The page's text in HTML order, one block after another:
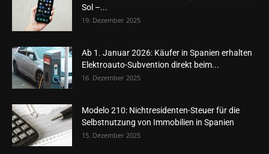
Sol –...
19. Dezember 2025
Ab 1. Januar 2026: Käufer in Spanien erhalten
Elektroauto-Subvention direkt beim...
16. Dezember 2025
Modelo 210: Nichtresidenten-Steuer für die
Selbstnutzung von Immobilien in Spanien
15. Dezember 2025